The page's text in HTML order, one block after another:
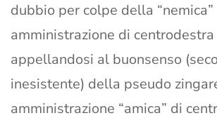
dubbio per colpe della “nemica”
amministrazione di
appellandosi al buonsenso
inesistente) della pseudo
amministrazione “amica” di